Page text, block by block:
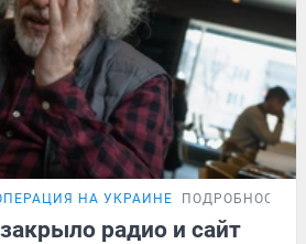
НА УКРАИНЕ ПОДРОБНОСТИ
радио и сайт